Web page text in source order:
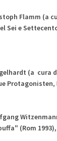
Flamm (a
Sei e
(a
Protagonisten,
(Rom